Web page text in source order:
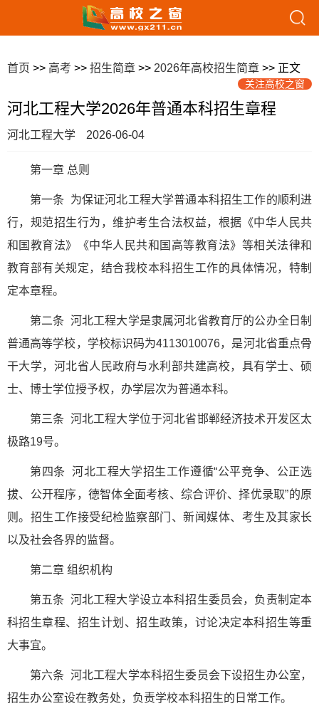
首页 >> 高考 >> 招生简章 >> 2026年高校招生简章 >> 正文
关注高校之窗
河北工程大学2026年普通本科招生章程
河北工程大学 2026-06-04
第一章 总则
第一条 为保证河北工程大学普通本科招生工作的顺利进
行，规范招生行为，维护考生合法权益，根据《中华人民共
和国教育法》《中华人民共和国高等教育法》等相关法律和
教育部有关规定，结合我校本科招生工作的具体情况，特制
定本章程。
第二条 河北工程大学是隶属河北省教育厅的公办全日制
普通高等学校，学校标识码为4113010076，是河北省重点骨
干大学，河北省人民政府与水利部共建高校，具有学士、硕
士、博士学位授予权，办学层次为普通本科。
第三条 河北工程大学位于河北省邯郸经济技术开发区太
极路19号。
第四条 河北工程大学招生工作遵循“公平竞争、公正选
拔、公开程序，德智体全面考核、综合评价、择优录取”的原
则。招生工作接受纪检监察部门、新闻媒体、考生及其家长
以及社会各界的监督。
第二章 组织机构
第五条 河北工程大学设立本科招生委员会，负责制定本
科招生章程、招生计划、招生政策，讨论决定本科招生等重
大事宜。
第六条 河北工程大学本科招生委员会下设招生办公室，
招生办公室设在教务处，负责学校本科招生的日常工作。